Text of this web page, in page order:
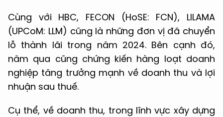
Cùng với HBC, FECON (HoSE: FCN), LILAMA
(UPCoM: LLM) cũng là những đơn vị đã chuyển
lỗ thành lãi trong năm 2024. Bên cạnh đó,
năm qua cũng chứng kiến hàng loạt doanh
nghiệp tăng trưởng mạnh về doanh thu và lợi
nhuận sau thuế.
Cụ thể, về doanh thu, trong lĩnh vực xây dựng